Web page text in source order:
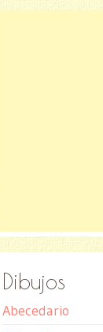
Dibujos
Abecedario